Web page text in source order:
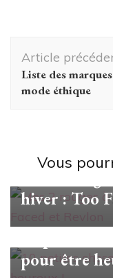
Navigation
d'article
Article
Liste des
mode éthique
Vous
Beauté
Mes 2
hiver : Too
confiance en soi
pour être
Beauté